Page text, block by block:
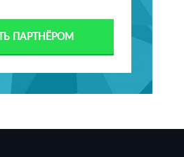
ПАРТНЁРОМ